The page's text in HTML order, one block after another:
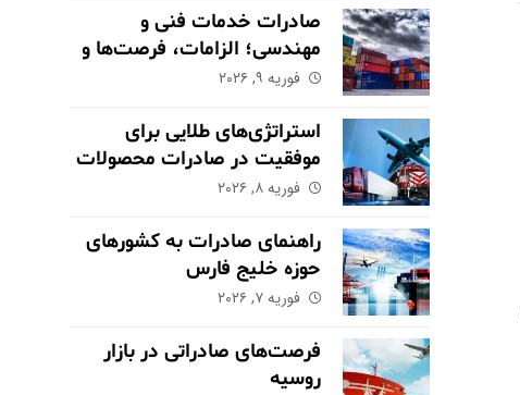
صادرات خدمات فنی و
مهندسی؛ الزامات، فرصت‌ها و
چالش‌های کلیدی
فوریه ۹, ۲۰۲۶
استراتژی‌های طلایی برای
موفقیت در صادرات محصولات
کشاورزی و مواد غذایی
فوریه ۸, ۲۰۲۶
راهنمای صادرات به کشورهای
حوزه خلیج فارس
فوریه ۷, ۲۰۲۶
فرصت‌های صادراتی در بازار
روسیه